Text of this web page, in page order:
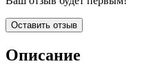
Оставить отзыв
Описание